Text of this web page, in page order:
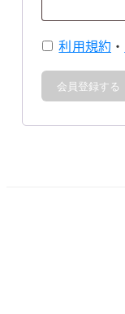
利用規約 ・
会員登録する